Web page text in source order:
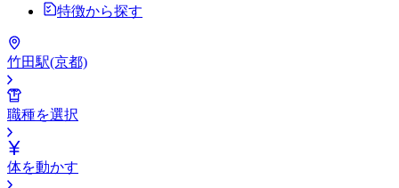
特徴から探す
竹田駅(京都)
職種を選択
体を動かす